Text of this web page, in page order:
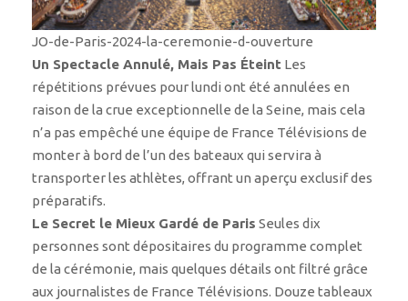
JO-de-Paris-2024-la-ceremonie-d-ouverture
Un Spectacle Annulé, Mais Pas Éteint Les
répétitions prévues pour lundi ont été annulées en
raison de la crue exceptionnelle de la Seine, mais cela
n’a pas empêché une équipe de France Télévisions de
monter à bord de l’un des bateaux qui servira à
transporter les athlètes, offrant un aperçu exclusif des
préparatifs.
Le Secret le Mieux Gardé de Paris Seules dix
personnes sont dépositaires du programme complet
de la cérémonie, mais quelques détails ont filtré grâce
aux journalistes de France Télévisions. Douze tableaux